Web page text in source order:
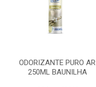
ODORIZANTE PURO AR
250ML BAUNILHA